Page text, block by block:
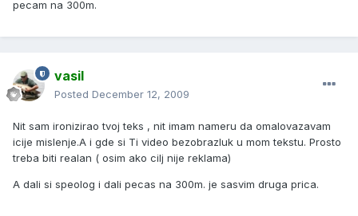
pecam na 300m.
vasil
Posted December 12, 2009
Nit sam ironizirao tvoj teks , nit imam nameru da omalovazavam
icije mislenje.A i gde si Ti video bezobrazluk u mom tekstu. Prosto
treba biti realan ( osim ako cilj nije reklama)
A dali si speolog i dali pecas na 300m. je sasvim druga prica.